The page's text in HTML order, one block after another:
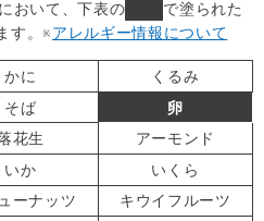
おいて、下表の
で塗られた
す。※アレルギー情報について
かに
くるみ
そば
卵
花生
アーモンド
いか
いくら
ーナッツ
キウイフルーツ